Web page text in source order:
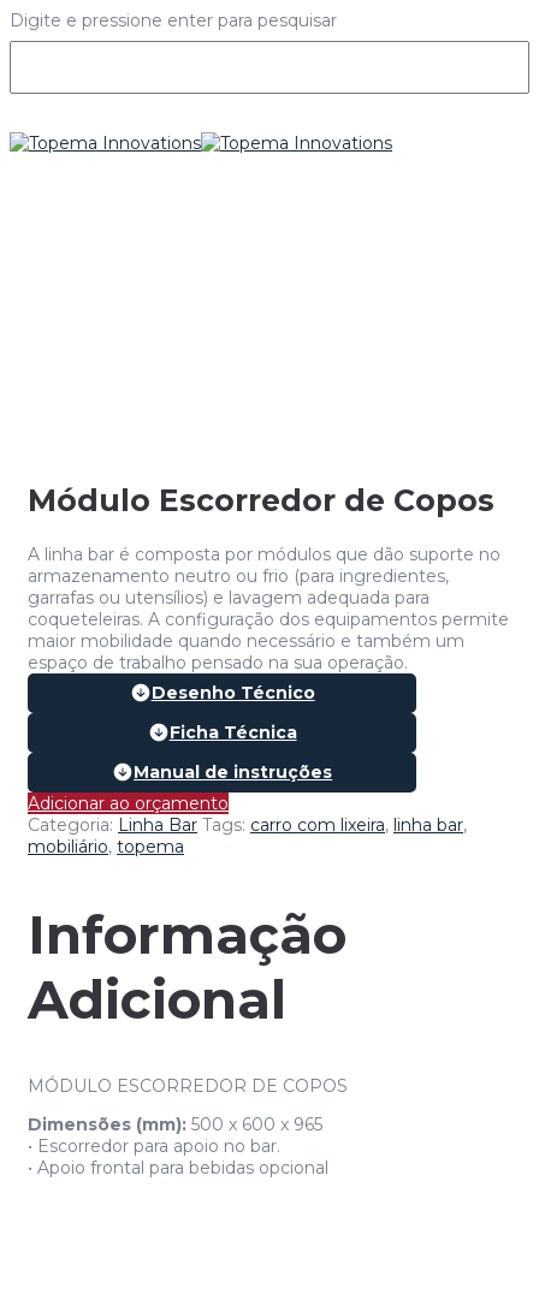
Digite e pressione enter para pesquisar
Módulo Escorredor de Copos
A linha bar é composta por módulos que dão suporte no
armazenamento neutro ou frio (para ingredientes,
garrafas ou utensílios) e lavagem adequada para
coqueteleiras. A configuração dos equipamentos permite
maior mobilidade quando necessário e também um
espaço de trabalho pensado na sua operação.
Desenho Técnico
Ficha Técnica
Manual de instruções
Adicionar ao orçamento
Categoria: Linha Bar Tags: carro com lixeira, linha bar,
mobiliário, topema
Informação
Adicional
MÓDULO ESCORREDOR DE COPOS
Dimensões (mm): 500 x 600 x 965
• Escorredor para apoio no bar.
• Apoio frontal para bebidas opcional